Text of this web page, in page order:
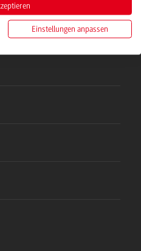
Einstellungen anpassen